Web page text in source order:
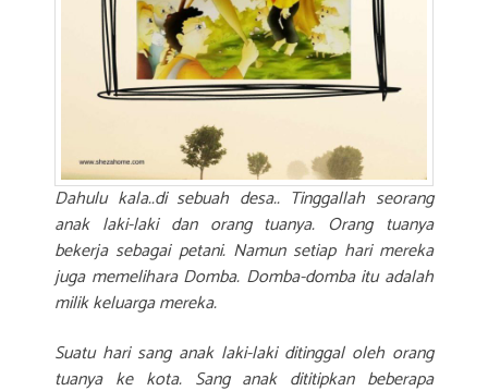
Dahulu kala..di sebuah desa.. Tinggallah seorang
anak laki-laki dan orang tuanya. Orang tuanya
bekerja sebagai petani. Namun setiap hari mereka
juga memelihara Domba. Domba-domba itu adalah
milik keluarga mereka.
Suatu hari sang anak laki-laki ditinggal oleh orang
tuanya ke kota. Sang anak dititipkan beberapa